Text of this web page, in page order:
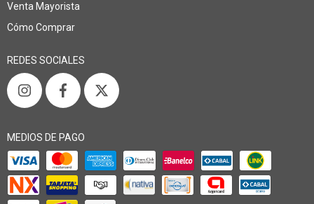
Venta Mayorista
Cómo Comprar
REDES SOCIALES
MEDIOS DE PAGO